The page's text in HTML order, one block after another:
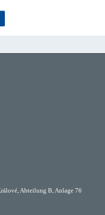
Abteilung B, Anlage 76